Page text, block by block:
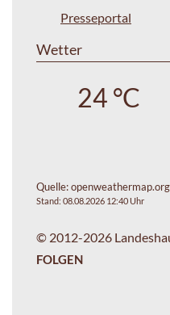
Presseportal
Wetter
24 °C
Quelle:openweathermap.org
Stand: 08.08.2026 12:40 Uhr
© 2012-2026
FOLGEN